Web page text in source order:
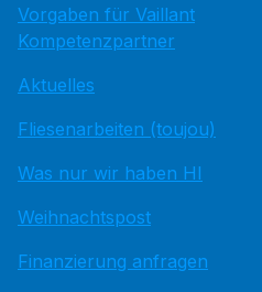
Vorgaben für Vaillant
Kompetenzpartner
Aktuelles
Fliesenarbeiten (toujou)
Was nur wir haben HI
Weihnachtspost
Finanzierung anfragen